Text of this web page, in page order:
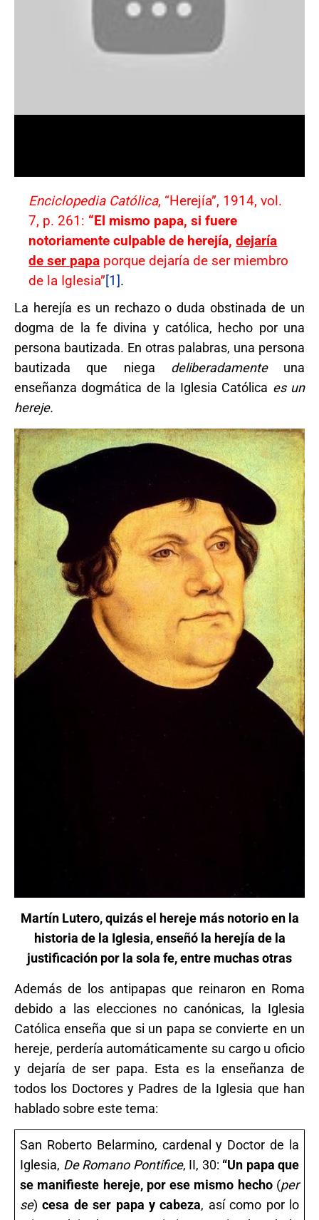
Enciclopedia Católica, “Herejía”, 1914, vol.
7, p. 261: “El mismo papa, si fuere
notoriamente culpable de herejía,dejaría
de ser papa porque dejaría de ser miembro
de la Iglesia”[1].
La herejía es un rechazo o duda obstinada de un
dogma de la fe divina y católica, hecho por una
persona bautizada. En otras palabras, una persona
bautizada que niega deliberadamente una
enseñanza dogmática de la Iglesia Católica es un
hereje.
Martín Lutero, quizás el hereje más notorio en la
historia de la Iglesia, enseñó la herejía de la
justificación por la sola fe, entre muchas otras
Además de los antipapas que reinaron en Roma
debido a las elecciones no canónicas, la Iglesia
Católica enseña que si un papa se convierte en un
hereje, perdería automáticamente su cargo u oficio
y dejaría de ser papa. Esta es la enseñanza de
todos los Doctores y Padres de la Iglesia que han
hablado sobre este tema:
San Roberto Belarmino, cardenal y Doctor de la
Iglesia, De Romano Pontifice, II, 30: “Un papa que
se manifieste hereje, por ese mismo hecho (per
se)cesa de ser papa y cabeza, así como por lo